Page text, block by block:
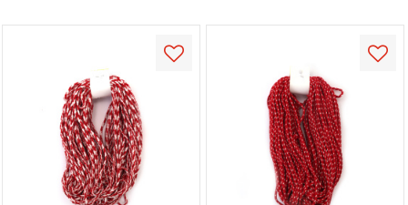
na tlačidlo
Nastavenia